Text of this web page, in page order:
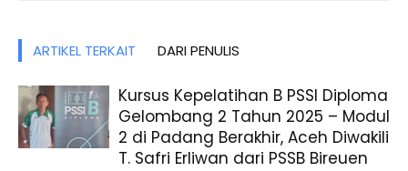
ARTIKEL TERKAIT DARI PENULIS
Kursus Kepelatihan B PSSI Diploma
Gelombang 2 Tahun 2025 – Modul
2 di Padang Berakhir, Aceh Diwakili
T. Safri Erliwan dari PSSB Bireuen